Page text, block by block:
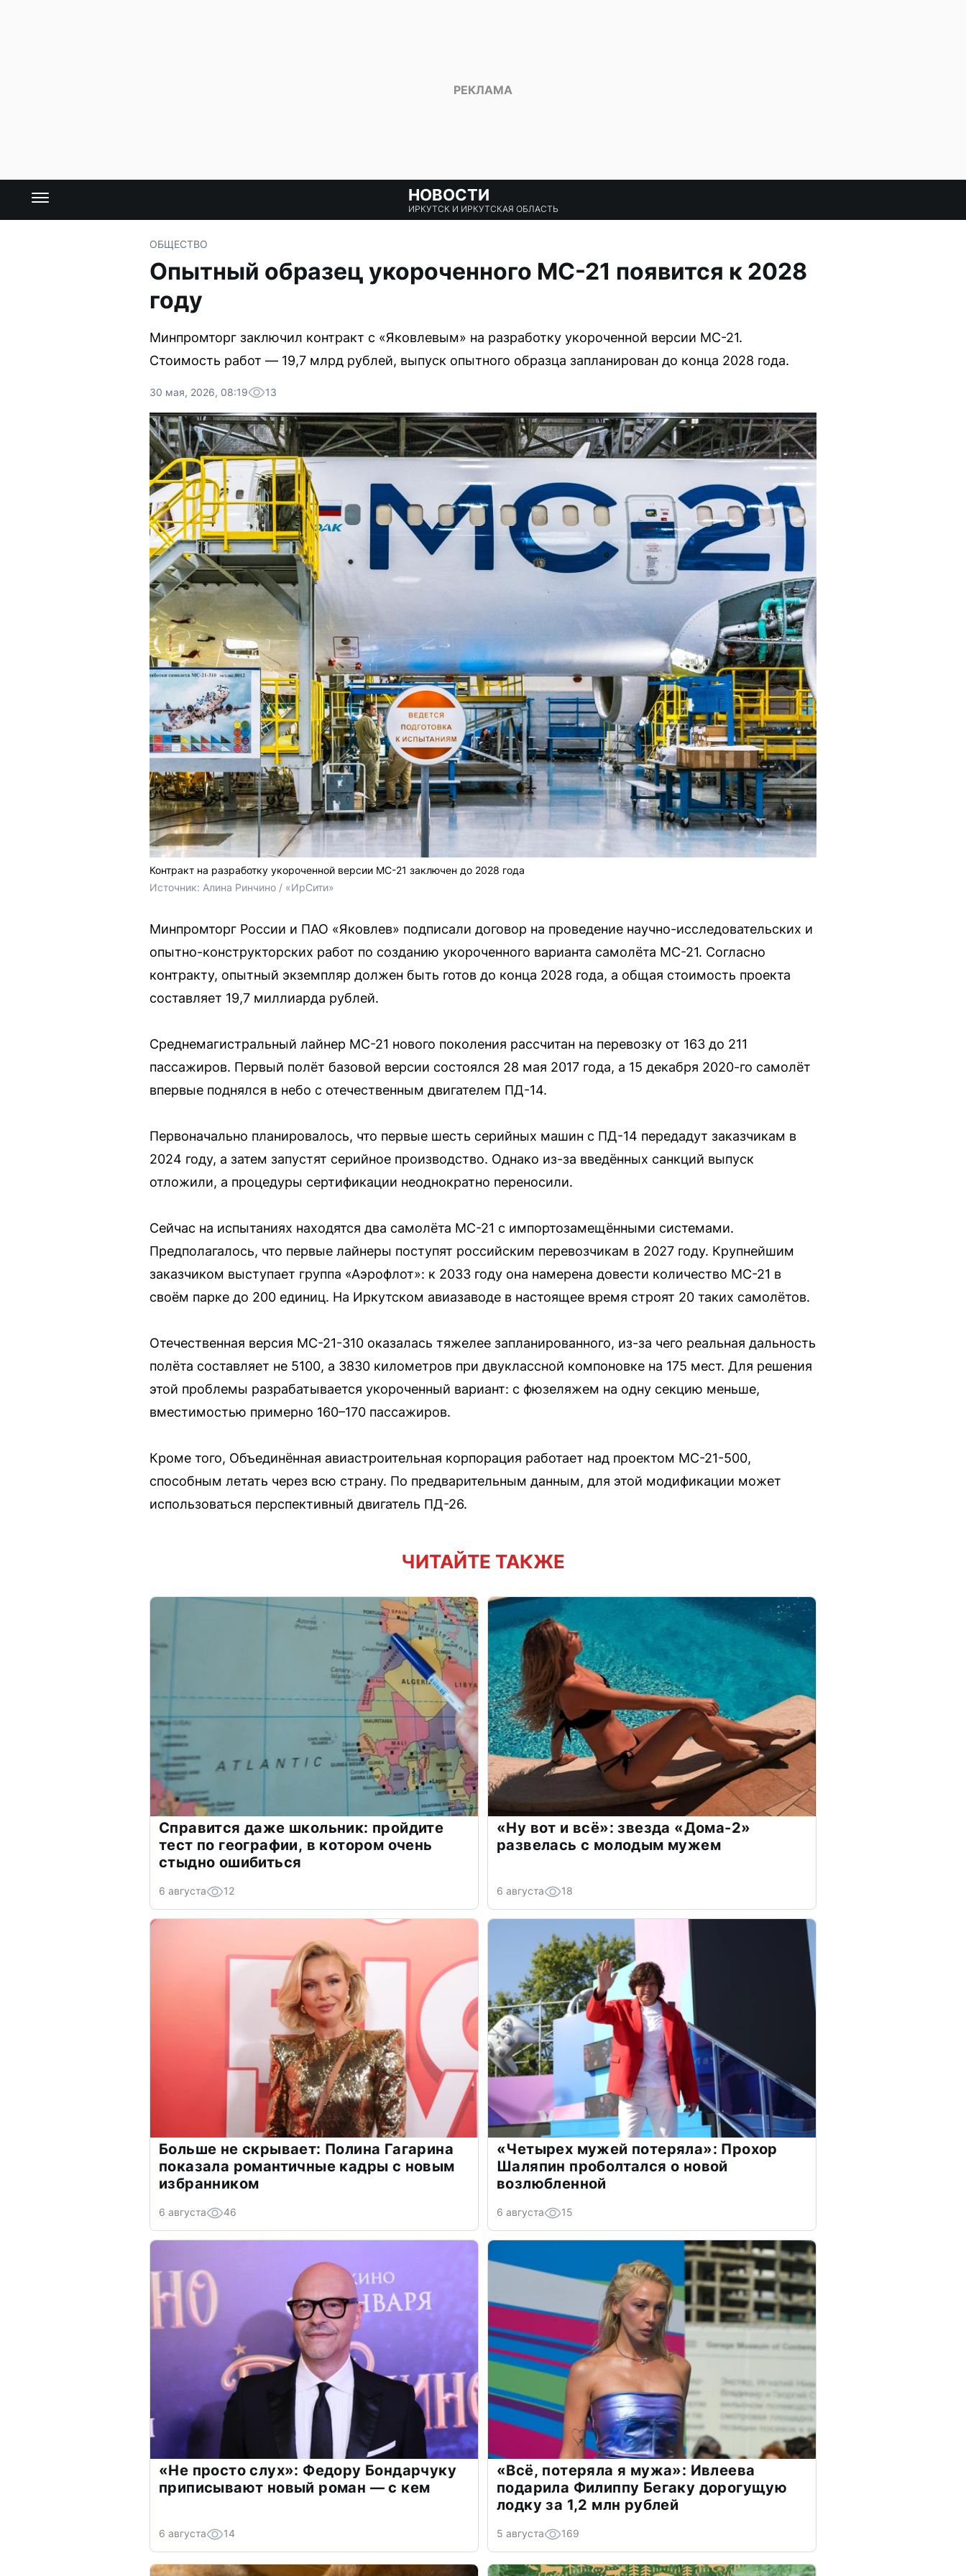
НОВОСТИ
ИРКУТСК И ИРКУТСКАЯ ОБЛАСТЬ
ОБЩЕСТВО
Опытный образец укороченного МС-21 появится к 2028
году
Минпромторг заключил контракт с «Яковлевым» на разработку укороченной версии МС-21.
Стоимость работ — 19,7 млрд рублей, выпуск опытного образца запланирован до конца 2028 года.
30 мая, 2026, 08:19 13
Контракт на разработку укороченной версии МС-21 заключен до 2028 года
Источник: Алина Ринчино / «ИрСити»
Минпромторг России и ПАО «Яковлев» подписали договор на проведение научно-исследовательских и
опытно-конструкторских работ по созданию укороченного варианта самолёта МС-21. Согласно
контракту, опытный экземпляр должен быть готов до конца 2028 года, а общая стоимость проекта
составляет 19,7 миллиарда рублей.
Среднемагистральный лайнер МС-21 нового поколения рассчитан на перевозку от 163 до 211
пассажиров. Первый полёт базовой версии состоялся 28 мая 2017 года, а 15 декабря 2020-го самолёт
впервые поднялся в небо с отечественным двигателем ПД-14.
Первоначально планировалось, что первые шесть серийных машин с ПД-14 передадут заказчикам в
2024 году, а затем запустят серийное производство. Однако из-за введённых санкций выпуск
отложили, а процедуры сертификации неоднократно переносили.
Сейчас на испытаниях находятся два самолёта МС-21 с импортозамещёнными системами.
Предполагалось, что первые лайнеры поступят российским перевозчикам в 2027 году. Крупнейшим
заказчиком выступает группа «Аэрофлот»: к 2033 году она намерена довести количество МС-21 в
своём парке до 200 единиц. На Иркутском авиазаводе в настоящее время строят 20 таких самолётов.
Отечественная версия МС-21-310 оказалась тяжелее запланированного, из-за чего реальная дальность
полёта составляет не 5100, а 3830 километров при двуклассной компоновке на 175 мест. Для решения
этой проблемы разрабатывается укороченный вариант: с фюзеляжем на одну секцию меньше,
вместимостью примерно 160–170 пассажиров.
Кроме того, Объединённая авиастроительная корпорация работает над проектом МС-21-500,
способным летать через всю страну. По предварительным данным, для этой модификации может
использоваться перспективный двигатель ПД-26.
ЧИТАЙТЕ ТАКЖЕ
Справится даже школьник: пройдите
тест по географии, в котором очень
стыдно ошибиться
6 августа 12
«Ну вот и всё»: звезда «Дома-2»
развелась с молодым мужем
6 августа 18
Больше не скрывает: Полина Гагарина
показала романтичные кадры с новым
избранником
6 августа 46
«Четырех мужей потеряла»: Прохор
Шаляпин проболтался о новой
возлюбленной
6 августа 15
«Не просто слух»: Федору Бондарчуку
приписывают новый роман — с кем
6 августа 14
«Всё, потеряла я мужа»: Ивлеева
подарила Филиппу Бегаку дорогущую
лодку за 1,2 млн рублей
5 августа 169